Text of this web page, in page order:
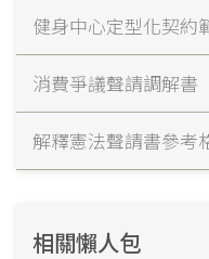
健身中心定型化契約
消費爭議聲請調解書
解釋憲法聲請書參考
相關懶人包